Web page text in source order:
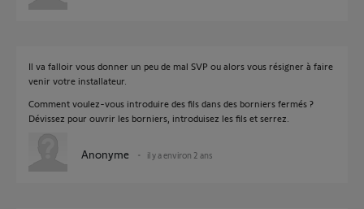
Il va falloir vous donner un peu de mal SVP ou alors vous résigner à faire
venir votre installateur.
Comment voulez-vous introduire des fils dans des borniers fermés ?
Dévissez pour ouvrir les borniers, introduisez les fils et serrez.
Anonyme il y a environ 2 ans